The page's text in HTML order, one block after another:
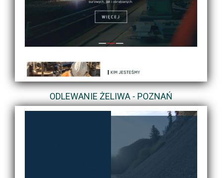
ODLEWANIE ŻELIWA - POZNAŃ